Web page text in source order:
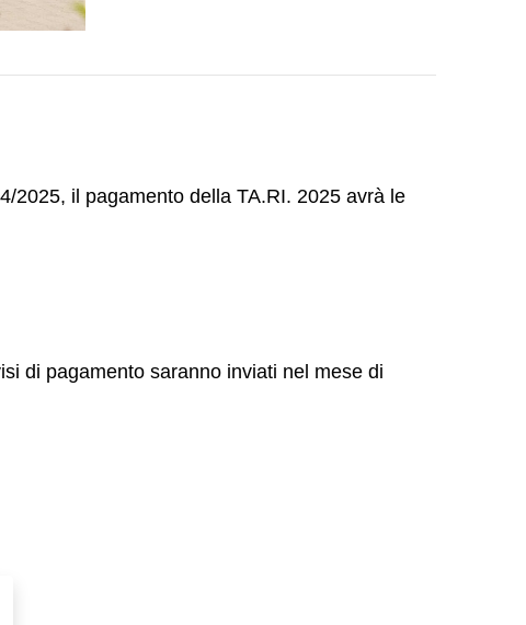
2025, il pagamento della TA.RI. 2025 avrà le
di pagamento saranno inviati nel mese di